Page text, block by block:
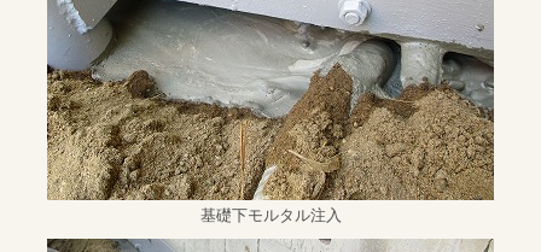
基礎下モルタル注入